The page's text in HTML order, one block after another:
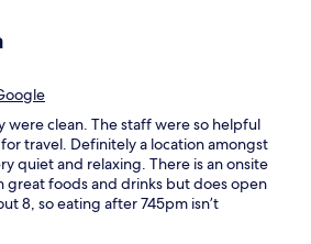
were clean. The staff were so helpful
travel. Definitely a location amongst
quiet and relaxing. There is an onsite
great foods and drinks but does open
8, so eating after 745pm isn’t